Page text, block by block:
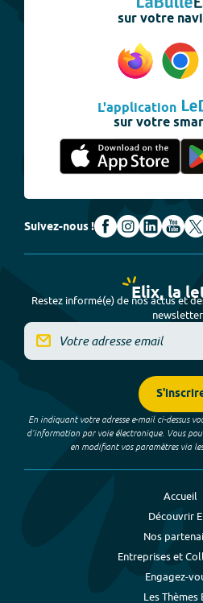
sur votre
L'application
sur votre
Suivez-nous !
Elix, la
Restez informé(e) de nos actus et
En indiquant votre adresse e-mail ci-dessus
d’information par voie électronique. Vous
en modifiant vos paramètres via
Accueil
Découvrir
Nos
Entreprises et
Engagez-
Les Thèmes